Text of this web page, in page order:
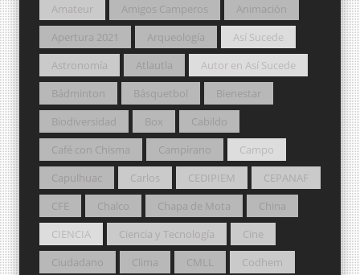
Amateur
Amigos Camperos
Animación
Apertura 2021
Arqueología
Así Sucede
Astronomía
Atlautla
Autor en Así Sucede
Bádminton
Básquetbol
Bienestar
Biodiversidad
Box
Cabildo
Café con Chisma
Campirano
Campo
Capulhuac
Carlos CEDIPIEM
CEPANAF
CFE
Chalco Chapa de Mota
China
CIENCIA
Ciencia y Tecnología
Cine
Ciudadano
Clima CMLL
Codhem